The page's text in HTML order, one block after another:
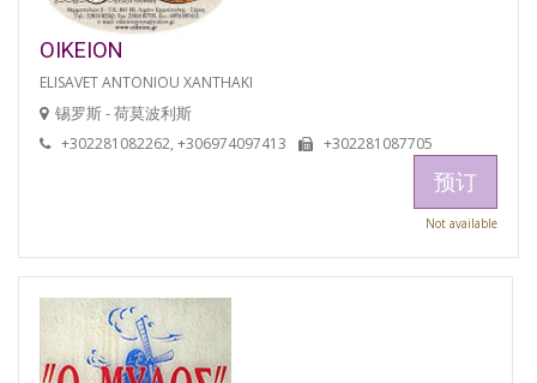
OIKEION
ELISAVET ANTONIOU XANTHAKI
锡罗斯 - 荷莫波利斯
+302281082262, +306974097413 +302281087705
预订
Not available